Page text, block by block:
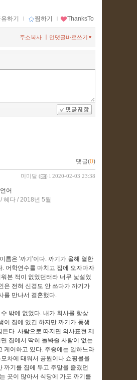
하기 ｌ 찜하기 ｌ ThanksTo
먼댓글바로쓰기
주소복사
댓글(0)
미미달 ( ) l 2020-02-03 23:38
어
혜다 / 2018년 5월
름은 '까기'이다. 까기가 올해 열한
어학연수를 마치고 집에 오자마자
본 적이 없었던터라 너무 낯설었
은 전혀 신경도 안 쓰다가 까기가
를 만나서 결혼했다.
밖에 없었다. 내가 회사를 항상
이 집에 있긴 하지만 까기가 동생
다. 사람으로 따지면 의사표현 제
집에서 딱히 돌봐줄 사람이 없는
케어하고 있다. 주중에는 일하느라
차에 태워서 공원이나 쇼핑몰을
까기를 집에 두고 주말을 즐겼던
곳이 많아서 식당에 가도 까기를